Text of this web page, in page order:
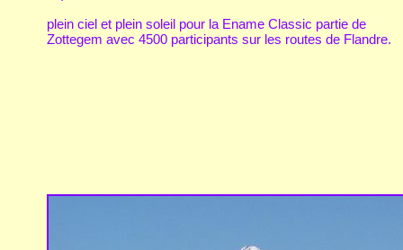
plein ciel et plein soleil pour la Ename Classic partie de
Zottegem avec 4500 participants sur les routes de Flandre.